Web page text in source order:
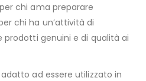
chi ama preparare
chi ha un’attività di
prodotti genuini e di qualità ai
ad essere utilizzato in